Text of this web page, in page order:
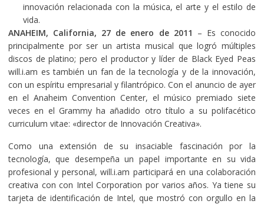
innovación relacionada con la música, el arte y el estilo de
vida.
ANAHEIM, California, 27 de enero de 2011 – Es conocido
principalmente por ser un artista musical que logró múltiples
discos de platino; pero el productor y líder de Black Eyed Peas
will.i.am es también un fan de la tecnología y de la innovación,
con un espíritu empresarial y filantrópico. Con el anuncio de ayer
en el Anaheim Convention Center, el músico premiado siete
veces en el Grammy ha añadido otro título a su polifacético
curriculum vitae: «director de Innovación Creativa».
Como una extensión de su insaciable fascinación por la
tecnología, que desempeña un papel importante en su vida
profesional y personal, will.i.am participará en una colaboración
creativa con con Intel Corporation por varios años. Ya tiene su
tarjeta de identificación de Intel, que mostró con orgullo en la